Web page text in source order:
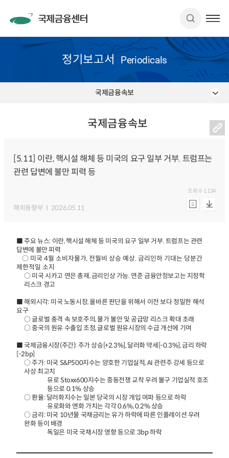
정기보고서 Periodicals
국제금융속보
국제금융속보
[5.11] 이란, 핵시설 해체 등 미국의 요구 일부 거부. 트럼프는
관련 답변에 불만 피력 등
해외동향부 2026.05.11
조회수 1,134
■ 주요 뉴스: 이란, 핵시설 해체 등 미국의 요구 일부 거부. 트럼프는 관련
답변에 불만 피력
○ 미국 4월 소비자물가, 전월비 상승 예상. 금리인하 기대는 당분간
제한적일 소지
○ 미국 시카고 연은 총재, 금리인상 가능. 연준 금융안정보고는 지정학
리스크 경고
■ 해외시각: 미국 노동시장, 올바른 판단을 위해서 이전 보다 정밀한 해석
요구
○ 글로벌 충격 속 보호주의, 물가 불안 및 공급망 리스크 확대 초래
○ 중국의 원유 수출입 조정, 글로벌 원유시장의 수급 개선에 기여
■ 국제금융시장(주간): 주가 상승[+2.3%], 달러화 약세[-0.3%], 금리 하락
[-2bp]
○ 주가: 미국 S&P500지수는 양호한 기업실적, AI 관련주 강세 등으로
사상 최고치
유로 Stoxx600지수는 중동전쟁 교착 우려 불구 기업실적 호조
등으로 0.1% 상승
○ 환율: 달러화지수는 일본 당국의 시장 개입 여파 등으로 하락
유로화와 엔화 가치는 각각 0.6%, 0.2% 상승
○ 금리: 미국 10년물 국채금리는 유가 하락에 따른 인플레이션 우려
완화 등이 배경
독일은 미국 국채시장 영향 등으로 3bp 하락